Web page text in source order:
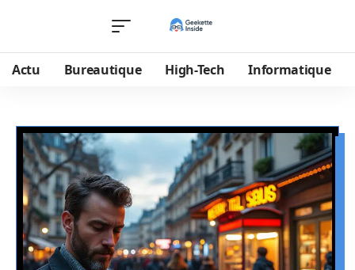
Actu Bureautique High-Tech Informatique